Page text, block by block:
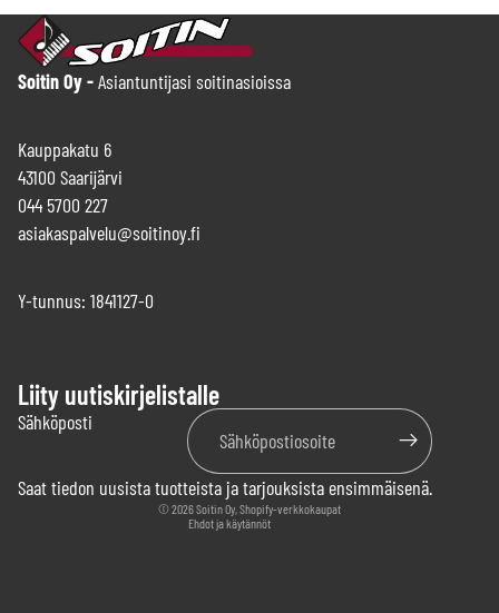
Soitin Oy -Asiantuntijasi soitinasioissa
Kauppakatu 6
43100 Saarijärvi
044 5700 227
asiakaspalvelu@soitinoy.fi
Y-tunnus: 1841127-0
Liity uutiskirjelistalle
Sähköposti
Saat tiedon uusista tuotteista ja tarjouksista ensimmäisenä.
© 2026Soitin Oy, Shopify-verkkokaupat
Ehdot ja käytännöt
Tietosuojakäytäntö
Käyttöehdot
Yhteystiedot
Palautuskäytäntö